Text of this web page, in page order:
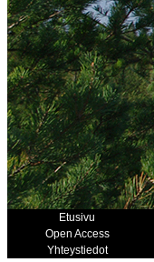
Etusivu
Open Access
Yhteystiedot